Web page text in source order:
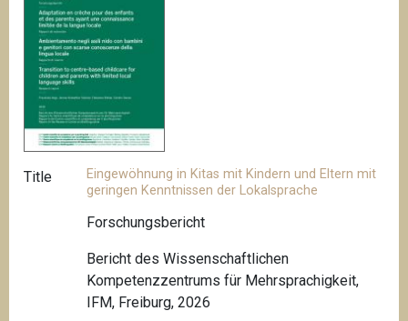
Title
Eingewöhnung in Kitas mit Kindern und Eltern mit
geringen Kenntnissen der Lokalsprache
Forschungsbericht
Bericht des Wissenschaftlichen
Kompetenzzentrums für Mehrsprachigkeit,
IFM, Freiburg, 2026